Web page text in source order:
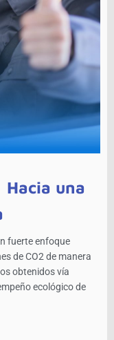
Hacia una
fuerte enfoque
de CO2 de manera
obtenidos vía
ecológico de